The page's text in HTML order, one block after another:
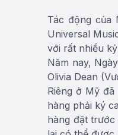
Tác động của
Universal
với rất nhiều
Năm nay,
Olivia Dean
Riêng ở Mỹ
hàng phải ký
hàng đặt